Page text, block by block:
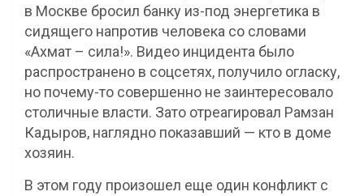
в Москве бросил банку из-под энергетика в
сидящего напротив человека со словами
«Ахмат – сила!». Видео инцидента было
распространено в соцсетях, получило огласку,
но почему-то совершенно не заинтересовало
столичные власти. Зато отреагировал Рамзан
Кадыров, наглядно показавший — кто в доме
хозяин.
В этом году произошел еще один конфликт с